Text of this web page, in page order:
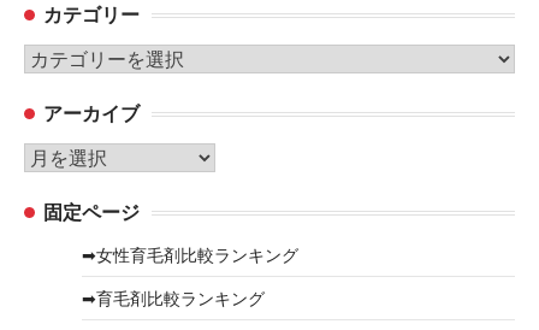
カテゴリー
カ
ゴ
リ
ー
アーカイブ
ア
カ 固定ページ
➡女性育毛剤比較ランキング
➡育毛剤比較ランキング